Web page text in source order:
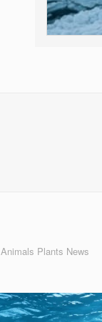
Animals Plants News